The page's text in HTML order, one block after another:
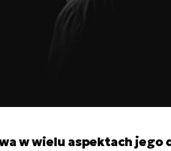
w wielu aspektach jego